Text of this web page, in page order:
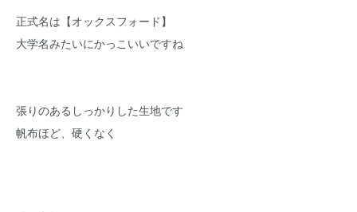
正式名は【オックスフォード】
大学名みたいにかっこいいですね
張りのあるしっかりした生地です
帆布ほど、硬くなく